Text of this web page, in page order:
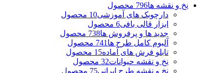
نخ و نقشه ها796 محصول
دارچوبک های آموزشی10 محصول
ابزار قالی بافی6 محصول
جدید ها و پرفروش ها738 محصول
آلبوم کامل طرح ها 741 محصول
تابلو فرش های آماده15 محصول
نخ و نقشه حیوانات32 محصول
نخ و نقشه طرح ایرانی75 محصول